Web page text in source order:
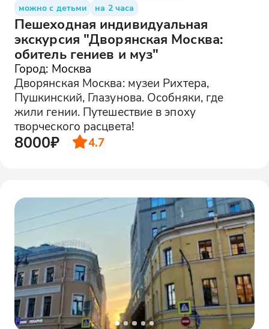
можно с детьми
на 2 часа
Пешеходная индивидуальная
экскурсия "Дворянская Москва:
обитель гениев и муз"
Город: Москва
Дворянская Москва: музеи Рихтера,
Пушкинский, Глазунова. Особняки, где
жили гении. Путешествие в эпоху
творческого расцвета!
8000₽ 4.7